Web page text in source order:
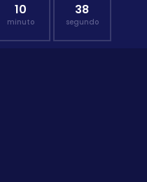
10
minuto
37
segundo